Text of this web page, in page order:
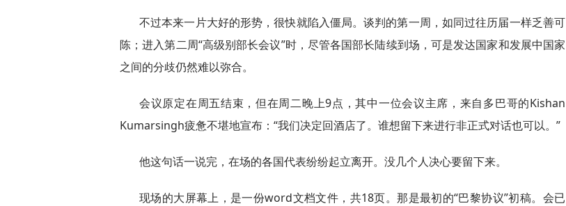
不过本来一片大好的形势，很快就陷入僵局。谈判的第一周，如同过往历届一样乏善可
陈；进入第二周“高级别部长会议”时，尽管各国部长陆续到场，可是发达国家和发展中国家
之间的分歧仍然难以弥合。
会议原定在周五结束，但在周二晚上9点，其中一位会议主席，来自多巴哥的Kishan
Kumarsingh疲惫不堪地宣布：“我们决定回酒店了。谁想留下来进行非正式对话也可以。”
他这句话一说完，在场的各国代表纷纷起立离开。没几个人决心要留下来。
现场的大屏幕上，是一份word文档文件，共18页。那是最初的“巴黎协议”初稿。会已